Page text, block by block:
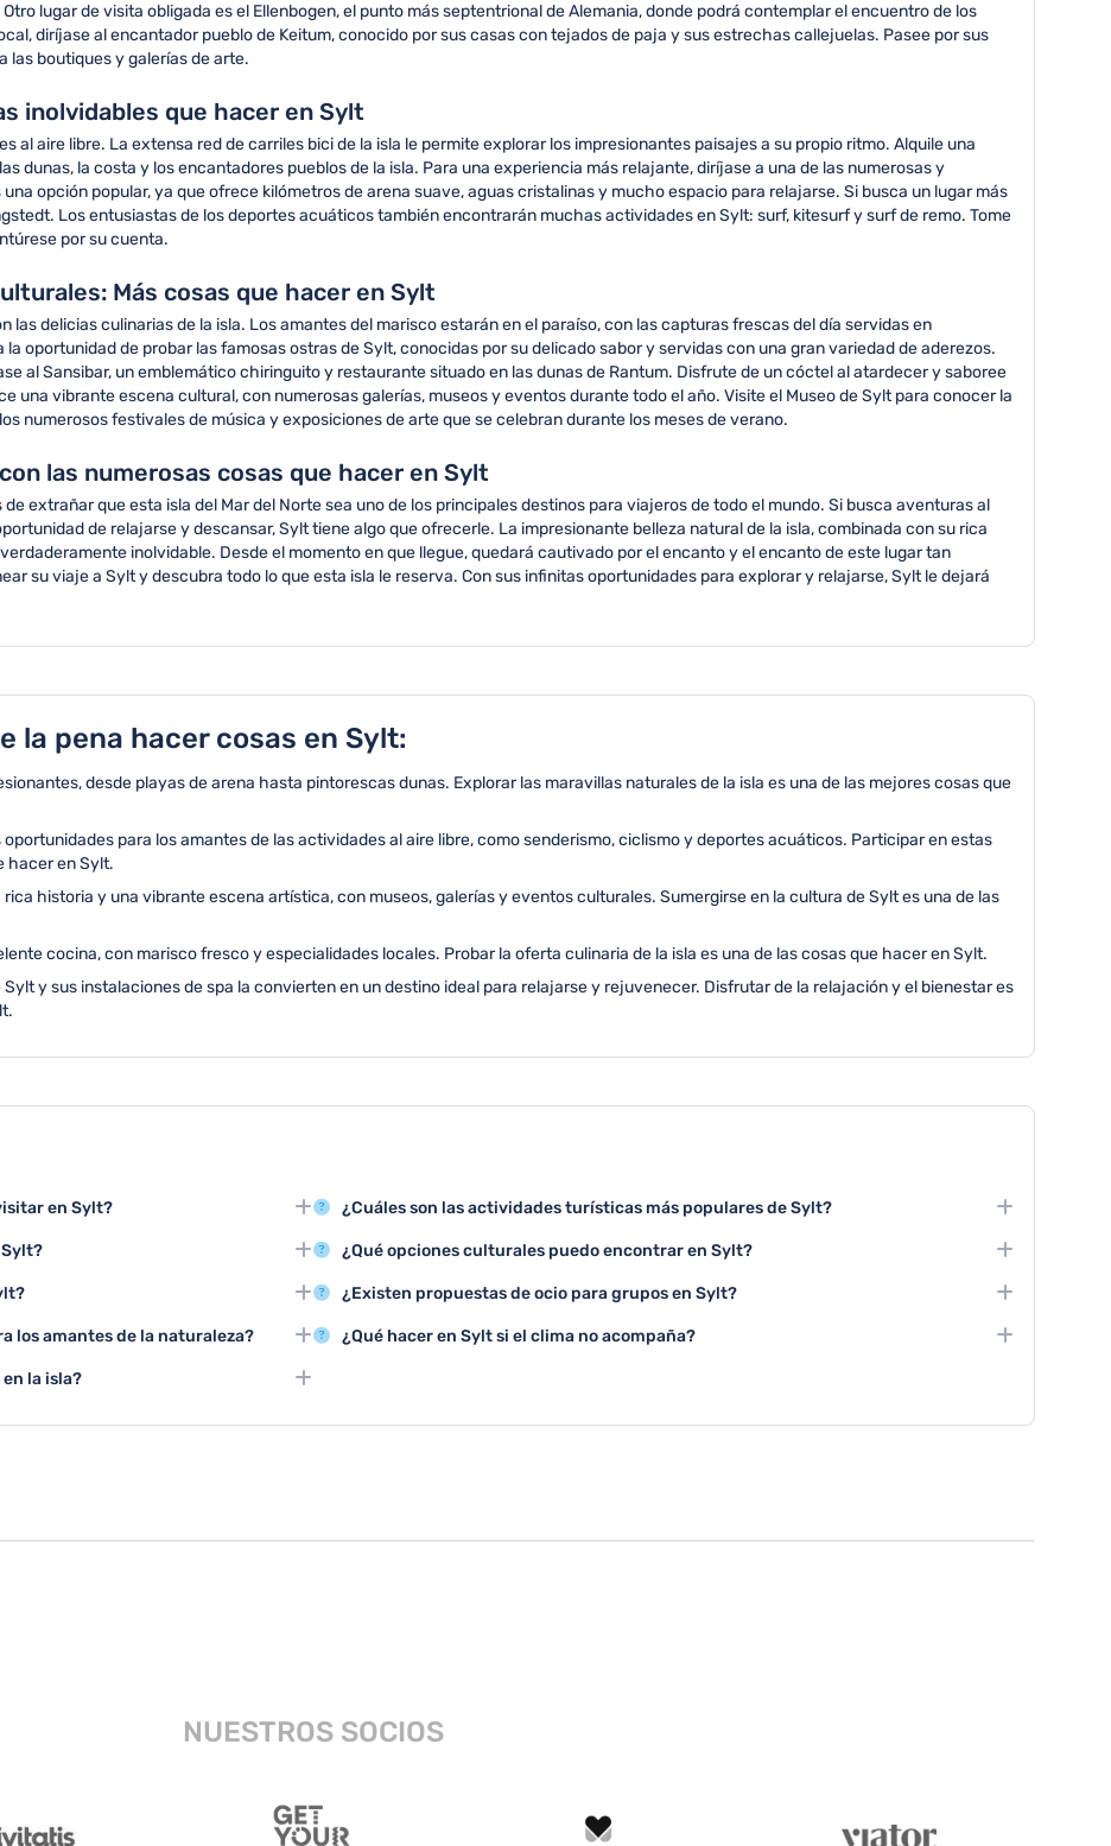
lugar de visita obligada es el Ellenbogen, el punto más septentrional de Alemania, donde podrá contemplar el encuentro de los
diríjase al encantador pueblo de Keitum, conocido por sus casas con tejados de paja y sus estrechas callejuelas. Pasee por sus
las boutiques y galerías de arte.
inolvidables que hacer en Sylt
al aire libre. La extensa red de carriles bici de la isla le permite explorar los impresionantes paisajes a su propio ritmo. Alquile una
dunas, la costa y los encantadores pueblos de la isla. Para una experiencia más relajante, diríjase a una de las numerosas y
opción popular, ya que ofrece kilómetros de arena suave, aguas cristalinas y mucho espacio para relajarse. Si busca un lugar más
Los entusiastas de los deportes acuáticos también encontrarán muchas actividades en Sylt: surf, kitesurf y surf de remo. Tome
por su cuenta.
Más cosas que hacer en Sylt
las delicias culinarias de la isla. Los amantes del marisco estarán en el paraíso, con las capturas frescas del día servidas en
oportunidad de probar las famosas ostras de Sylt, conocidas por su delicado sabor y servidas con una gran variedad de aderezos.
al Sansibar, un emblemático chiringuito y restaurante situado en las dunas de Rantum. Disfrute de un cóctel al atardecer y saboree
una vibrante escena cultural, con numerosas galerías, museos y eventos durante todo el año. Visite el Museo de Sylt para conocer la
numerosos festivales de música y exposiciones de arte que se celebran durante los meses de verano.
las numerosas cosas que hacer en Sylt
extrañar que esta isla del Mar del Norte sea uno de los principales destinos para viajeros de todo el mundo. Si busca aventuras al
de relajarse y descansar, Sylt tiene algo que ofrecerle. La impresionante belleza natural de la isla, combinada con su rica
inolvidable. Desde el momento en que llegue, quedará cautivado por el encanto y el encanto de este lugar tan
su viaje a Sylt y descubra todo lo que esta isla le reserva. Con sus infinitas oportunidades para explorar y relajarse, Sylt le dejará
la pena hacer cosas en Sylt:
desde playas de arena hasta pintorescas dunas. Explorar las maravillas naturales de la isla es una de las mejores cosas que
para los amantes de las actividades al aire libre, como senderismo, ciclismo y deportes acuáticos. Participar en estas
hacer en Sylt.
historia y una vibrante escena artística, con museos, galerías y eventos culturales. Sumergirse en la cultura de Sylt es una de las
cocina, con marisco fresco y especialidades locales. Probar la oferta culinaria de la isla es una de las cosas que hacer en Sylt.
Sylt y sus instalaciones de spa la convierten en un destino ideal para relajarse y rejuvenecer. Disfrutar de la relajación y el bienestar es
en Sylt?
el faro de List, el museo del Mar del
la isla.
entre junio y agosto, cuando el
las actividades al aire libre.
el Museo de la Isla y participar en
de la región.
los amantes de la naturaleza?
kitesurf, pasear en bicicleta y
paisajes costeros.
la isla?
¿Cuáles son las actividades turísticas más populares de Sylt?
Las tres principales actividades turísticas son relajarse en sus playas de arena blanca,
practicar deportes acuáticos y disfrutar de la gastronomía local.
¿Qué opciones culturales puedo encontrar en Sylt?
Sylt ofrece conciertos al aire libre, exposiciones de arte local, festivales de música y
eventos tradicionales que muestran la rica cultura de la región.
¿Existen propuestas de ocio para grupos en Sylt?
Los grupos pueden disfrutar de tours en bicicleta, excursiones gastronómicas, rutas de
senderismo guiadas y actividades de team building en entornos naturales.
¿Qué hacer en Sylt si el clima no acompaña?
NUESTROS SOCIOS